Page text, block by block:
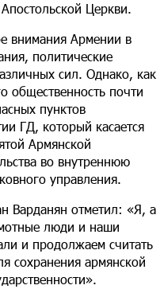
Церкви.
внимания Армении в
политические
сил. Однако, как
общественность почти
пунктов
ГД, который касается
Армянской
во внутреннюю
управления.
Варданян отметил: «Я, а
люди и наши
и продолжаем считать
сохранения армянской